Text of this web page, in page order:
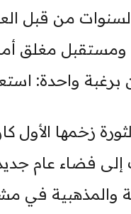
من قبل
ومستقبل مغلق
برغبة واحدة:
زخمها الأول
إلى فضاء عام
والمذهبية في